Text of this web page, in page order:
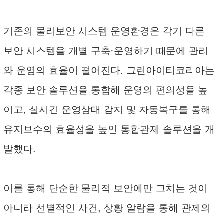
기존의 물리보안 시스템 운영환경은 각기 다른
보안 시스템을 개별 구축·운영하기 때문에 관리
와 운영의 효율이 떨어진다. 그린아이티코리아는
각종 보안 솔루션을 통합해 운영의 편의성을 높
이고, 실시간 운영상태 감지 및 자동복구를 통해
유지보수의 효율성을 높인 통합관제 솔루션을 개
발했다.
이를 통해 단순한 물리적 보안에만 그치는 것이
아니라 선별적인 사건, 상황 알람을 통해 관제의